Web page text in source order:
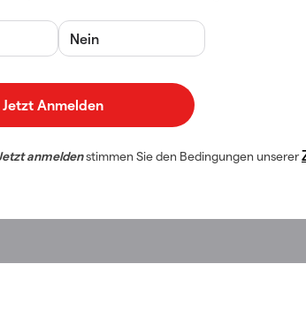
Nein
anmeldenstimmen Sie den Bedingungen unserer